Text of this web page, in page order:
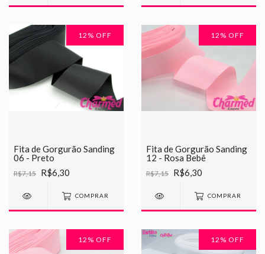
12 % OFF
Fita de Gorgurão Sanding
06 - Preto
R$7,15 R$6,30
COMPRAR
12 % OFF
Fita de Gorgurão Sanding
12 - Rosa Bebê
R$7,15 R$6,30
COMPRAR
12 % OFF 12 % OFF